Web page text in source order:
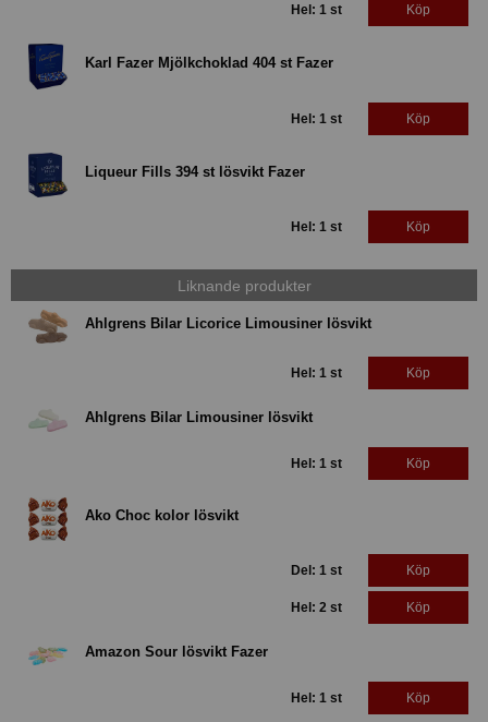
Hel: 1 st Köp
Karl Fazer Mjölkchoklad 404 st Fazer
Hel: 1 st Köp
Liqueur Fills 394 st lösvikt Fazer
Hel: 1 st Köp
Liknande produkter
Ahlgrens Bilar Licorice Limousiner lösvikt
Hel: 1 st Köp
Ahlgrens Bilar Limousiner lösvikt
Hel: 1 st Köp
Ako Choc kolor lösvikt
Del: 1 st Köp
Hel: 2 st Köp
Amazon Sour lösvikt Fazer
Hel: 1 st Köp